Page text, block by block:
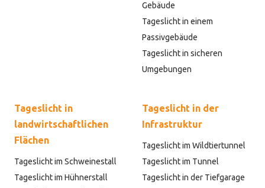
Gebäude
Tageslicht in einem
Passivgebäude
Tageslicht in sicheren
Umgebungen
Tageslicht in
landwirtschaftlichen
Flächen
Tageslicht im Schweinestall
Tageslicht im Hühnerstall
Tageslicht in der
Infrastruktur
Tageslicht im Wildtiertunnel
Tageslicht im Tunnel
Tageslicht in der Tiefgarage